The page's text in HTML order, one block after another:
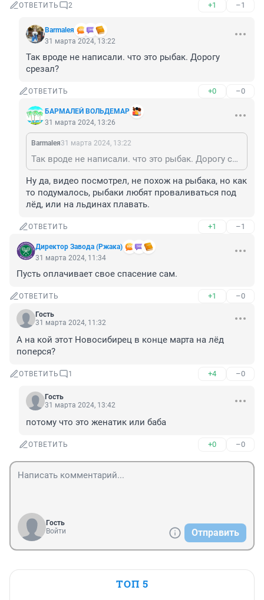
ОТВЕТИТЬ 2 +1 –1
Barmaleя
31 марта 2024, 13:22
Так вроде не написали. что это рыбак. Дорогу
срезал?
ОТВЕТИТЬ +0 –0
БАРМАЛЕЙ ВОЛЬДЕМАР
31 марта 2024, 13:26
Barmaleя31 марта 2024, 13:22
Так вроде не написали. что это рыбак. Дорогу срезал?
Ну да, видео посмотрел, не похож на рыбака, но как
то подумалось, рыбаки любят проваливаться под
лёд, или на льдинах плавать.
ОТВЕТИТЬ +1 –1
Директор Завода (Ржака)
31 марта 2024, 11:34
Пусть оплачивает свое спасение сам.
ОТВЕТИТЬ +1 –0
Гость
31 марта 2024, 11:32
А на кой этот Новосибирец в конце марта на лёд
поперся?
ОТВЕТИТЬ 1 +4 –0
Гость
31 марта 2024, 13:42
потому что это женатик или баба
ОТВЕТИТЬ +0 –0
Гость
Войти
Отправить
ТОП 5